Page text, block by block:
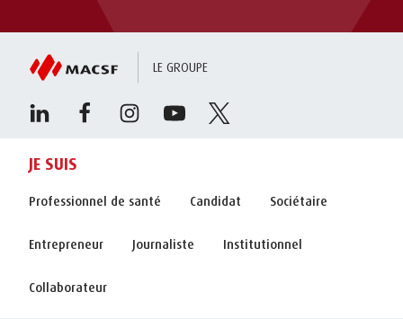
LE GROUPE
JE SUIS
Professionnel de santé Candidat Sociétaire
Entrepreneur Journaliste Institutionnel
Collaborateur